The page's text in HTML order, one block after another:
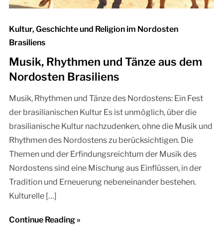
Kultur, Geschichte und Religion im Nordosten
Brasiliens
Musik, Rhythmen und Tänze aus dem
Nordosten Brasiliens
Musik, Rhythmen und Tänze des Nordostens: Ein Fest
der brasilianischen Kultur Es ist unmöglich, über die
brasilianische Kultur nachzudenken, ohne die Musik und
Rhythmen des Nordostens zu berücksichtigen. Die
Themen und der Erfindungsreichtum der Musik des
Nordostens sind eine Mischung aus Einflüssen, in der
Tradition und Erneuerung nebeneinander bestehen.
Kulturelle […]
Continue Reading »